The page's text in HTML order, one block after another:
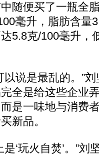
随便买了一瓶全
毫升，脂肪含量
5.8克/100毫升，
说是最乱的。”刘
全是给这些企业
是一味地与消费者
新品。
玩火自焚’。”刘